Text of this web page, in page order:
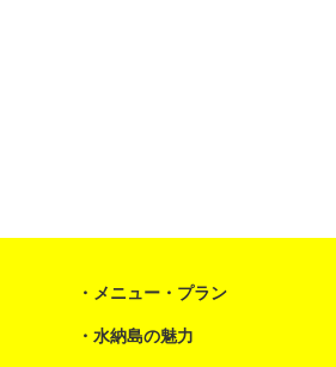
メニュー・プラン
水納島の魅力